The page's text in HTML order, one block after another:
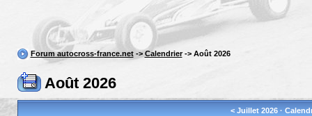
Forum autocross-france.net-> Calendrier-> Août 2026
Août 2026
< Juillet 2026·